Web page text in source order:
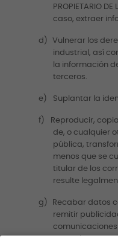
PROPIETARIO
caso, extraer
d)
Vulnerar los
industrial, así
la información de
terceros.
e) Suplantar la
f)
Reproducir,
de, o cualquier
pública,
menos que se
titular de los
resulte
g)
Recabar datos
remitir